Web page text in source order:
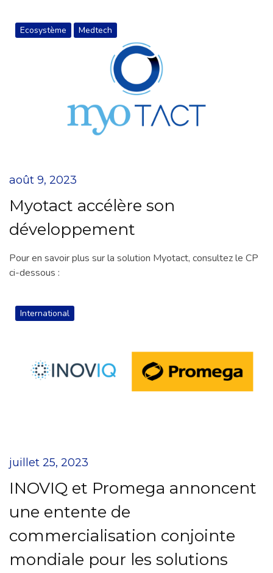
Ecosystème Medtech
août 9, 2023
Myotact accélère son
développement
Pour en savoir plus sur la solution Myotact, consultez le CP
ci-dessous :
International
juillet 25, 2023
INOVIQ et Promega annoncent
une entente de
commercialisation conjointe
mondiale pour les solutions